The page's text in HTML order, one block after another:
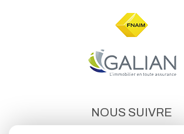
NOUS SUIVRE